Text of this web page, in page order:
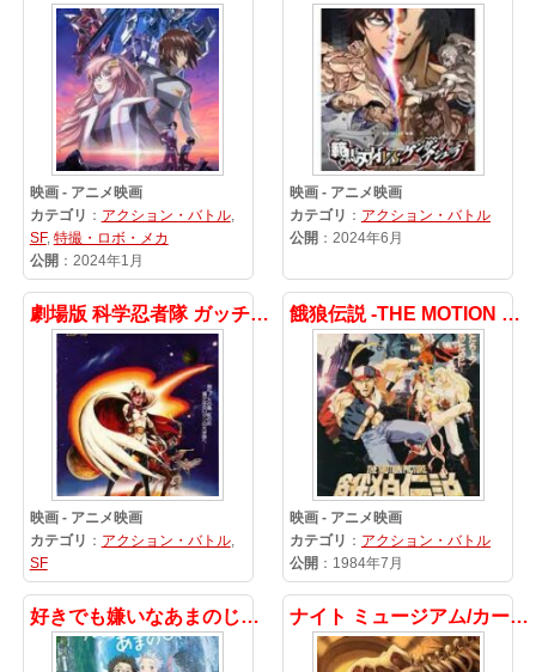
映画 - アニメ映画
カテゴリ ： アクション・バトル,
SF, 特撮・ロボ・メカ
公開 ：2024年1月
映画 - アニメ映画
カテゴリ ： アクション・バトル
公開 ：2024年6月
劇場版 科学忍者隊 ガッチャマン
映画 - アニメ映画
カテゴリ ： アクション・バトル,
SF
餓狼伝説 -THE MOTION PICTURE-
映画 - アニメ映画
カテゴリ ： アクション・バトル
公開 ：1984年7月
好きでも嫌いなあまのじゃく ナイト ミュージアム/カームンラーの大脱走